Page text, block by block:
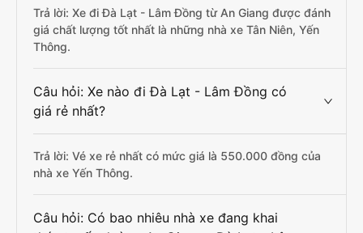
Trả lời: Xe đi Đà Lạt - Lâm Đồng từ An Giang được đánh
giá chất lượng tốt nhất là những nhà xe Tân Niên, Yến
Thông.
Câu hỏi: Xe nào đi Đà Lạt - Lâm Đồng có
giá rẻ nhất?
Trả lời: Vé xe rẻ nhất có mức giá là 550.000 đồng của
nhà xe Yến Thông.
Câu hỏi: Có bao nhiêu nhà xe đang khai